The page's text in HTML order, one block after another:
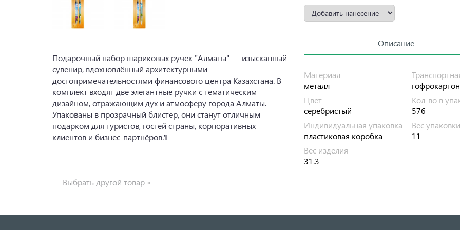
Подарочный набор шариковых ручек "Алматы" — изысканный
сувенир, вдохновлённый архитектурными
достопримечательностями финансового центра Казахстана. В
комплект входят две элегантные ручки с тематическим
дизайном, отражающим дух и атмосферу города Алматы.
Упакованы в прозрачный блистер, они станут отличным
подарком для туристов, гостей страны, корпоративных
клиентов и бизнес-партнёров.¶
Описание
Материал
металл
Цвет
серебристый
Индивидуальная упаковка
пластиковая коробка
Вес изделия
31.3
гофрокартон
Кол-во в
576
Вес упаковки
11
Выбрать другой товар »